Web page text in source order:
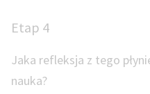
Etap 4
Jaka refleksja z tego
nauka?